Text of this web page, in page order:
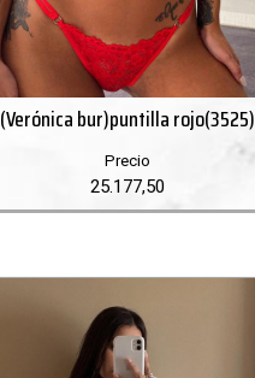
(Verónica bur)puntilla rojo(3525)
Precio
25.177,50